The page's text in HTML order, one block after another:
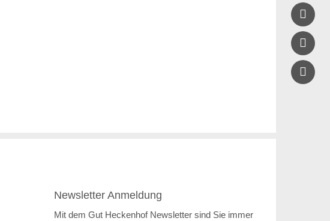
Newsletter Anmeldung
Mit dem Gut Heckenhof Newsletter sind Sie immer

